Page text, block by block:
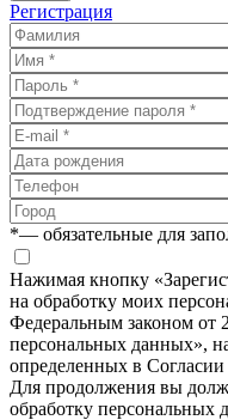
Регистрация
*— обязательные для
Нажимая кнопку
на обработку моих
Федеральным законом
персональных данных»,
определенных в
Для продолжения вы
обработку персональных